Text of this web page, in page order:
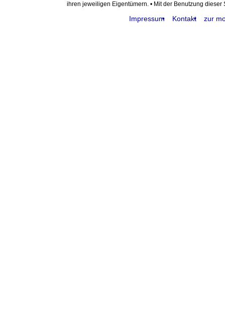
ihren jeweiligen Eigentümern. • Mit der Benutzung
Impressum Kontakt zur